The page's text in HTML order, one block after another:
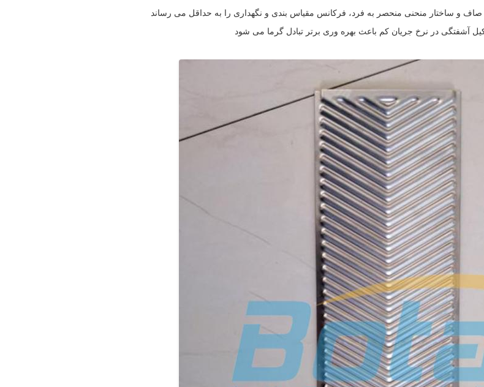
و ساختار منحنی منحصر به فرد، فرکانس مقیاس بندی و نگهداری را به حداقل می رساند
آشفتگی در نرخ جریان کم باعث بهره وری برتر تبادل گرما می شود